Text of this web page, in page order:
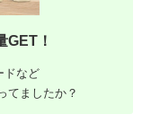
GET！
ドなど
てましたか？